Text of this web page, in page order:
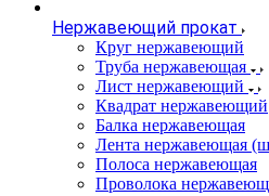
Нержавеющий прокат
Круг нержавеющий
Труба нержавеющая
Лист нержавеющий
Квадрат нержавеющий
Балка нержавеющая
Лента нержавеющая
Полоса нержавеющая
Проволока